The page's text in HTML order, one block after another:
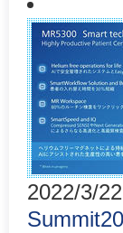
2022/3/22